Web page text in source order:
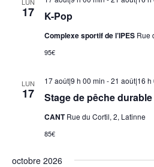
17 K-Pop
Complexe sportif de l’IPES Rue
95€
LUN
17 Stage de pêche
17 août|9 h 00 min -21 août|16 h
CANTRue du Cortil, 2, Latinne
85€
octobre 2026